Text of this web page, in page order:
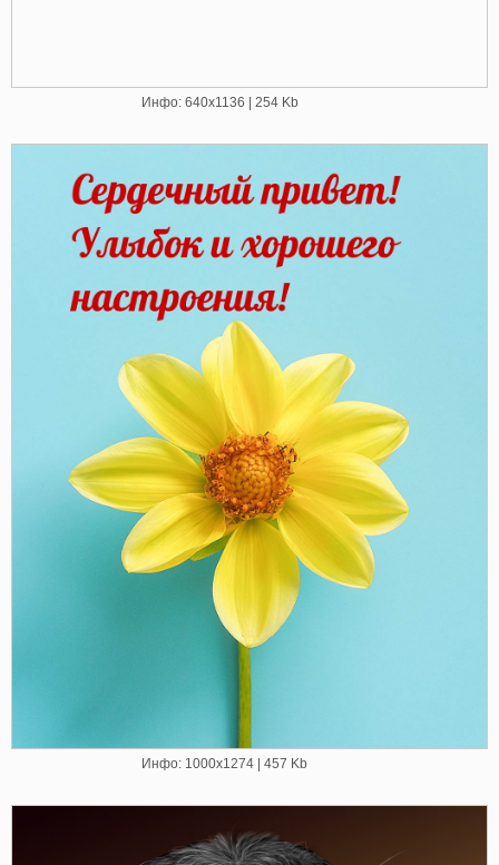
Инфо: 640х1136 | 254 Kb
Инфо: 1000х1274 | 457 Kb